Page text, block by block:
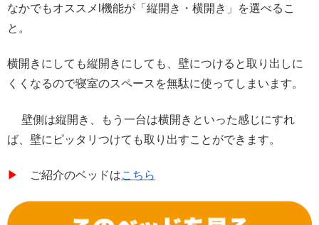
なかでもオススメl機能が「縦開き・横開き」を選べるこ
と。
横開きにしても縦開きにしても、壁につけると取り出しに
くくなるので寝室のスペースを無駄に使ってしまいます。
壁側は縦開き、もう一台は横開きといった感じにすれ
ば、壁にピッタリつけても取り出すことができます。
▶︎ ご紹介のベッドはこちら